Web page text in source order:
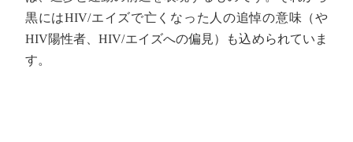
黒にはHIV/エイズで亡くなった人の追悼の意味（や
HIV陽性者、HIV/エイズへの偏見）も込められていま
す。